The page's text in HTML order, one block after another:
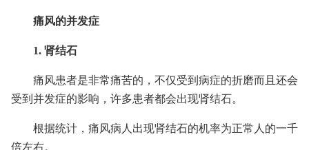
痛风的并发症
1. 肾结石
痛风患者是非常痛苦的，不仅受到病症的折磨而且还会
受到并发症的影响，许多患者都会出现肾结石。
根据统计，痛风病人出现肾结石的机率为正常人的一千
倍左右。